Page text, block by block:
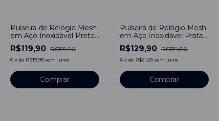
Pulseira de Relógio Mesh
em Aço Inoxidável Preto
16mm
R$119,90 R$159,90
6 x de R$19,98 sem juros
Comprar
Pulseira de Relógio Mesh
em Aço Inoxidável Prata
10mm Engate rápido
R$129,90 R$179,80
6 x de R$21,65 sem juros
Comprar